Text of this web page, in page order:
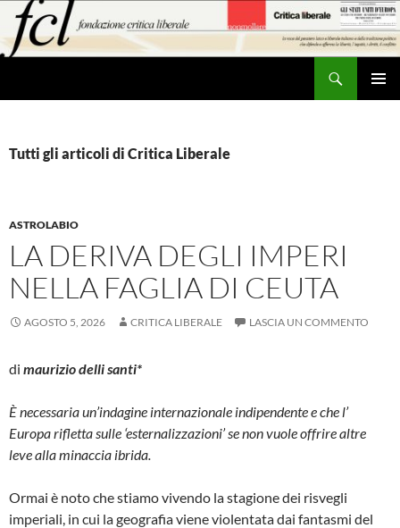
contenuto
Tutti gli articoli di Critica Liberale
ASTROLABIO
LA DERIVA DEGLI IMPERI
NELLA FAGLIA DI CEUTA
AGOSTO 5, 2026 CRITICA LIBERALE LASCIA UN COMMENTO
di maurizio delli santi*
Ènecessaria un’indagine internazionale indipendente e che l’
Europa rifletta sulle ‘esternalizzazioni’ se non vuole offrire altre
leve alla minaccia ibrida.
Ormai è noto che stiamo vivendo la stagione dei risvegli
imperiali, in cui la geografia viene violentata dai fantasmi del